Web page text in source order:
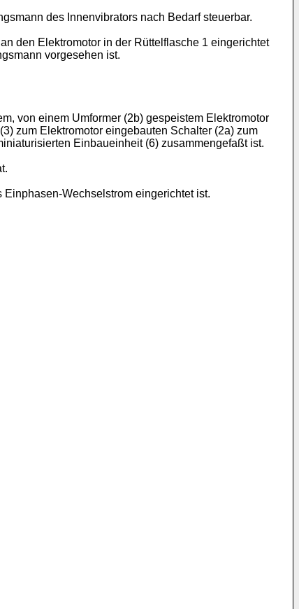
des Innenvibrators nach Bedarf steuerbar.
den Elektromotor in der Rüttelflasche 1 eingerichtet
vorgesehen ist.
von einem Umformer (2b) gespeistem Elektromotor
zum Elektromotor eingebauten Schalter (2a) zum
Einbaueinheit (6) zusammengefaßt ist.
Wechselstrom eingerichtet ist.